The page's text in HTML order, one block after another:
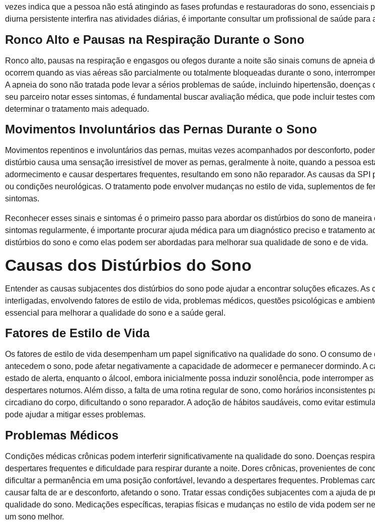
vezes indica que a pessoa não está atingindo as fases profundas e restauradoras do sono, essenciais
diurna persistente interfira nas atividades diárias, é importante consultar um profissional de saúde para
Ronco Alto e Pausas na Respiração Durante o Sono
Ronco alto, pausas na respiração e engasgos ou ofegos durante a noite são sinais comuns de apneia
ocorrem quando as vias aéreas são parcialmente ou totalmente bloqueadas durante o sono,
A apneia do sono não tratada pode levar a sérios problemas de saúde, incluindo hipertensão,
seu parceiro notar esses sintomas, é fundamental buscar avaliação médica, que pode incluir testes
determinar o tratamento mais adequado.
Movimentos Involuntários das Pernas Durante o Sono
Movimentos repentinos e involuntários das pernas, muitas vezes acompanhados por desconforto,
distúrbio causa uma sensação irresistível de mover as pernas, geralmente à noite, quando a pessoa
adormecimento e causar despertares frequentes, resultando em sono não reparador. As causas da
ou condições neurológicas. O tratamento pode envolver mudanças no estilo de vida, suplementos de
sintomas.
Reconhecer esses sinais e sintomas é o primeiro passo para abordar os distúrbios do sono de
sintomas regularmente, é importante procurar ajuda médica para um diagnóstico preciso e tratamento
distúrbios do sono e como elas podem ser abordadas para melhorar sua qualidade de sono e de vida.
Causas dos Distúrbios do Sono
Entender as causas subjacentes dos distúrbios do sono pode ajudar a encontrar soluções eficazes.
interligadas, envolvendo fatores de estilo de vida, problemas médicos, questões psicológicas e
essencial para melhorar a qualidade do sono e a saúde geral.
Fatores de Estilo de Vida
Os fatores de estilo de vida desempenham um papel significativo na qualidade do sono. O consumo
antecedem o sono, pode afetar negativamente a capacidade de adormecer e permanecer dormindo. A
estado de alerta, enquanto o álcool, embora inicialmente possa induzir sonolência, pode interromper
despertares noturnos. Além disso, a falta de uma rotina regular de sono, como horários inconsistentes
circadiano do corpo, dificultando o sono reparador. A adoção de hábitos saudáveis, como evitar
pode ajudar a mitigar esses problemas.
Problemas Médicos
Condições médicas crônicas podem interferir significativamente na qualidade do sono. Doenças
despertares frequentes e dificuldade para respirar durante a noite. Dores crônicas, provenientes de
dificultar a permanência em uma posição confortável, levando a despertares frequentes. Problemas
causar falta de ar e desconforto, afetando o sono. Tratar essas condições subjacentes com a ajuda de
qualidade do sono. Medicações específicas, terapias físicas e mudanças no estilo de vida podem ser
um sono melhor.